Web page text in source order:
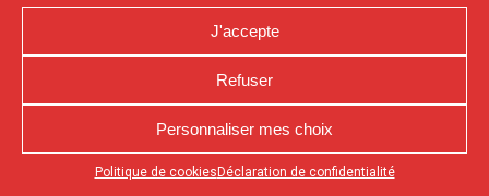
J'accepte
Refuser
Personnaliser mes choix
Politique de cookies Déclaration de confidentialité
Appuyez sur le bouton partager en bas de votre